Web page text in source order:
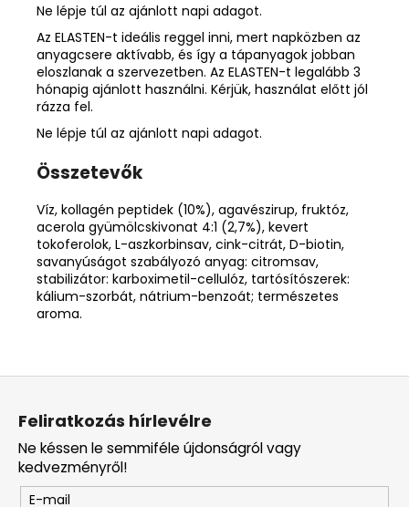
Ne lépje túl az ajánlott napi adagot.
Az ELASTEN-t ideális reggel inni, mert napközben az
anyagcsere aktívabb, és így a tápanyagok jobban
eloszlanak a szervezetben. Az ELASTEN-t legalább 3
hónapig ajánlott használni. Kérjük, használat előtt jól
rázza fel.
Ne lépje túl az ajánlott napi adagot.
Összetevők
Víz, kollagén peptidek (10%), agavészirup, fruktóz,
acerola gyümölcskivonat 4:1 (2,7%), kevert
tokoferolok, L-aszkorbinsav, cink-citrát, D-biotin,
savanyúságot szabályozó anyag: citromsav,
stabilizátor: karboximetil-cellulóz, tartósítószerek:
kálium-szorbát, nátrium-benzoát; természetes
aroma.
Feliratkozás hírlevélre
Ne késsen le semmiféle újdonságról vagy
kedvezményről!
E-mail